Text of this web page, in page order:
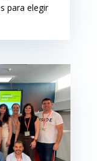
para elegir